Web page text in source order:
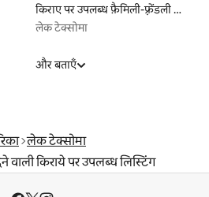
किराए पर उपलब्ध फ़ैमिली-फ़्रेंडली लिस्टिंग
लेक टेक्सोमा
और बताएँ
लेक टेक्सोमा
किराये पर उपलब्ध लिस्टिंग